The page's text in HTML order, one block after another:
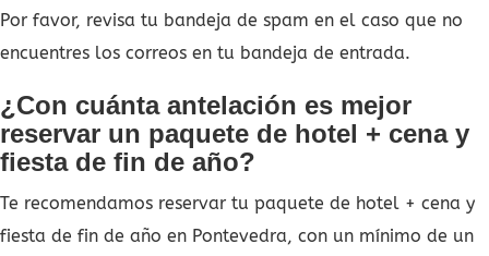
Por favor, revisa tu bandeja de spam en el caso que no
encuentres los correos en tu bandeja de entrada.
¿Con cuánta antelación es mejor
reservar un paquete de hotel + cena y
fiesta de fin de año?
Te recomendamos reservar tu paquete de hotel + cena y
fiesta de fin de año en Pontevedra, con un mínimo de un